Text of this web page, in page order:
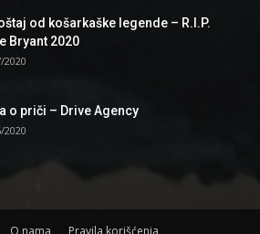
od košarkaške legende – R.I.P.
Bryant 2020
2020
o priči – Drive Agency
2020
O nama Pravila korišćenja